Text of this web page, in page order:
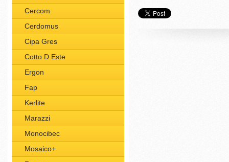
Cercom
Cerdomus
Cipa Gres
Cotto D Este
Ergon
Fap
Kerlite
Marazzi
Monocibec
Mosaico+